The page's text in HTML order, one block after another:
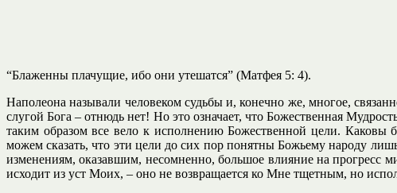
“Блаженны плачущие, ибо они утешатся” (Матфея 5: 4).
Наполеона называли человеком судьбы и, конечно же, многое,
слугой Бога – отнюдь нет! Но это означает, что Божественная
таким образом все вело к исполнению Божественной цели.
можем сказать, что эти цели до сих пор понятны Божьему народу
изменениям, оказавшим, несомненно, большое влияние на прогресс
исходит из уст Моих, – оно не возвращается ко Мне тщетным, но